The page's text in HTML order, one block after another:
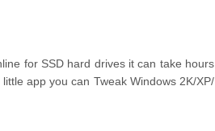
for SSD hard drives it can take hours
app you can Tweak Windows 2K/XP/